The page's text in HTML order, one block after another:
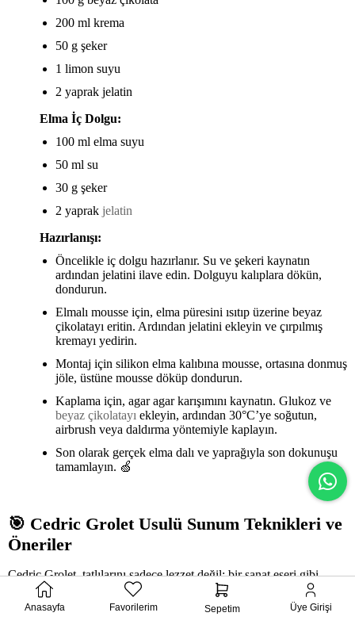
200 ml krema
50 g şeker
1 limon suyu
2 yaprak jelatin
Elma İç Dolgu:
100 ml elma suyu
50 ml su
30 g şeker
2 yaprak jelatin
Hazırlanışı:
Öncelikle iç dolgu hazırlanır. Su ve şekeri kaynatın
ardından jelatini ilave edin. Dolguyu kalıplara dökün,
dondurun.
Elmalı mousse için, elma püresini ısıtıp üzerine beyaz
çikolatayı eritin. Ardından jelatini ekleyin ve çırpılmış
kremayı yedirin.
Montaj için silikon elma kalıbına mousse, ortasına donmuş
jöle, üstüne mousse döküp dondurun.
Kaplama için, agar agar karışımını kaynatın. Glukoz ve
beyaz çikolatayı ekleyin, ardından 30°C’ye soğutun,
airbrush veya daldırma yöntemiyle kaplayın.
Son olarak gerçek elma dalı ve yaprağıyla son dokunuşu
tamamlayın. 🍏
🎯 Cedric Grolet Usulü Sunum Teknikleri ve
Öneriler
Cedric Grolet, tatlılarını sadece lezzet değil; bir sanat eseri gibi
sunmasıyla meşhurdur. İşte senin de evde uygulayabileceğin bazı
tüyolar:
Anasayfa Favorilerim Sepetim Üye Girişi